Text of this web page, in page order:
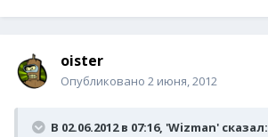
oister
Опубликовано 2 июня, 2012
В 02.06.2012 в 07:16, 'Wizman' сказал: